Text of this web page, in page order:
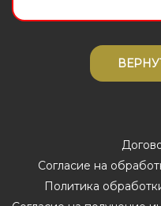
Согласие на
Политика